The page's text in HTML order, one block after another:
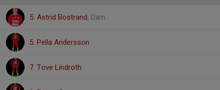
5. Astrid Bostrand, Dam
5. Pella Andersson
7. Tove Lindroth